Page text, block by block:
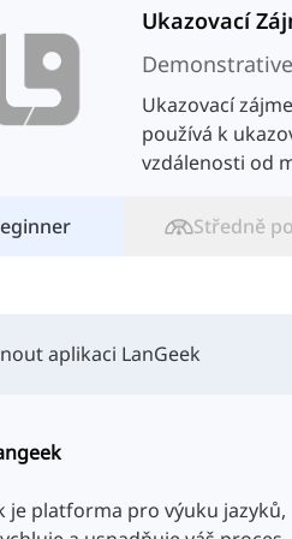
Ukazovací
Ukazovací
používá k
vzdálenosti od
Středně
aplikaci LanGeek
je platforma pro výuku jazyků,